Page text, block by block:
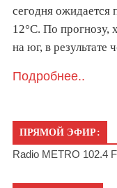
сегодня ожидается
12°C. По прогнозу,
на юг, в
Подробнее..
ПРЯМОЙ ЭФИР:
Radio METRO 102.4